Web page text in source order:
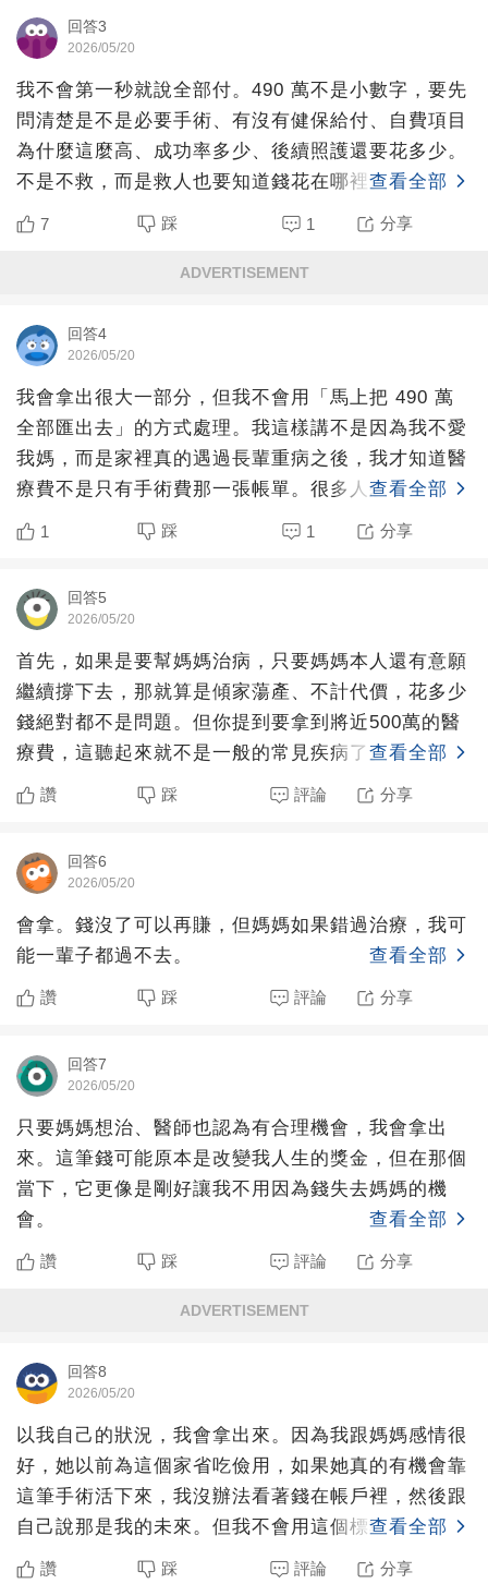
回答3
2026/05/20
我不會第一秒就說全部付。490 萬不是小數字，要先
問清楚是不是必要手術、有沒有健保給付、自費項目
為什麼這麼高、成功率多少、後續照護還要花多少。
不是不救，而是救人也要知道錢花在哪裡。不然 490
萬付下
查看全部
7 踩 1 分享
ADVERTISEMENT
回答4
2026/05/20
我會拿出很大一部分，但我不會用「馬上把 490 萬
全部匯出去」的方式處理。我這樣講不是因為我不愛
我媽，而是家裡真的遇過長輩重病之後，我才知道醫
療費不是只有手術費那一張帳單。很多人想像這種題
目時，會把它
查看全部
1 踩 1 分享
回答5
2026/05/20
首先，如果是要幫媽媽治病，只要媽媽本人還有意願
繼續撐下去，那就算是傾家蕩產、不計代價，花多少
錢絕對都不是問題。但你提到要拿到將近500萬的醫
療費，這聽起來就不是一般的常見疾病了。既然這
樣，治療的核心就
查看全部
讚 踩 評論 分享
回答6
2026/05/20
會拿。錢沒了可以再賺，但媽媽如果錯過治療，我可
能一輩子都過不去。
查看全部
讚 踩 評論 分享
回答7
2026/05/20
只要媽媽想治、醫師也認為有合理機會，我會拿出
來。這筆錢可能原本是改變我人生的獎金，但在那個
當下，它更像是剛好讓我不用因為錢失去媽媽的機
會。
查看全部
讚 踩 評論 分享
ADVERTISEMENT
回答8
2026/05/20
以我自己的狀況，我會拿出來。因為我跟媽媽感情很
好，她以前為這個家省吃儉用，如果她真的有機會靠
這筆手術活下來，我沒辦法看著錢在帳戶裡，然後跟
自己說那是我的未來。但我不會用這個標準去要求別
人。不是每個人都
查看全部
讚 踩 評論 分享